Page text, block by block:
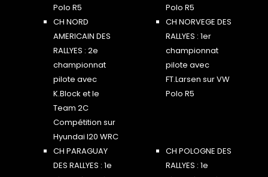
Polo R5
Polo R5
CH NORD
AMERICAIN DES
RALLYES : 2e
championnat
pilote avec
K.Block et le
Team 2C
Compétition sur
Hyundai I20 WRC
CH NORVEGE DES
RALLYES : 1er
championnat
pilote avec
FT.Larsen sur VW
Polo R5
CH PARAGUAY
DES RALLYES : 1e
CH POLOGNE DES
RALLYES : 1e